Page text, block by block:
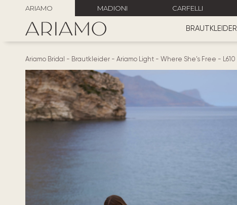
ARIAMO MADIONI CARFELLI
BRAUTKLEIDER
Ariamo Bridal - Brautkleider - Ariamo Light - Where She's Free - L610